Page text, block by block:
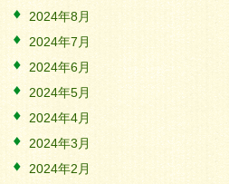
2024年8月
2024年7月
2024年6月
2024年5月
2024年4月
2024年3月
2024年2月